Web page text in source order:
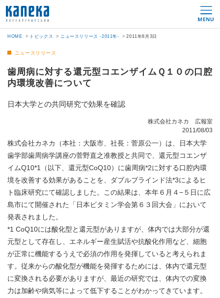
HOME トピックス ニュースリリース -2011年- 2011年8月3日
ニュースリリース
歯周病に対する還元型コエンザイムＱ１０の口腔
内環境改善について
日本大学との共同研究で効果を確認
株式会社カネカ 広報室
2011/08/03
株式会社カネカ（本社：大阪市、社長：菅原公一）は、日本大学
歯学部歯周病学講座の菅野直之准教授と共同で、還元型コエンザ
イムQ10*1（以下、還元型CoQ10）に歯周病*2に対する口腔内環
境を改善する効果があることを、ダブルブラインド法*3によるヒ
ト臨床研究にて確認しました。この結果は、本年６月４−５日に広
島市にて開催された「日本ビタミン学会第６３回大会」において
発表されました。
*1 CoQ10には酸化型と還元型がありますが、体内では大部分が還
元型として存在し、エネルギー産生賦活や抗酸化作用など、細胞
が正常に機能するうえで必須の作用を発揮していると考えられま
す。従来からの酸化型が機能を発揮するためには、体内で還元型
に変換される必要がありますが、最近の研究では、体内での変換
力は加齢や病気等によって低下することがわかってきています。